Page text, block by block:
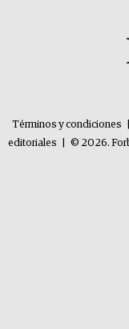
Términos y condiciones
editoriales
© 2026.